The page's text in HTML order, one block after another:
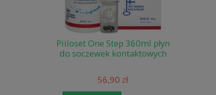
Piiloset One Step 360ml płyn
do soczewek kontaktowych
56,90 zł